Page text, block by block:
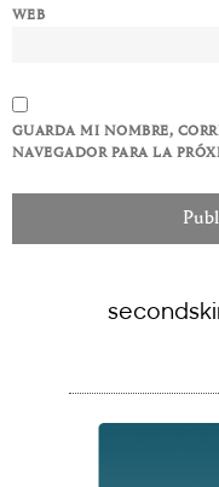
WEB
GUARDA MI NOMBRE,
NAVEGADOR PARA LA